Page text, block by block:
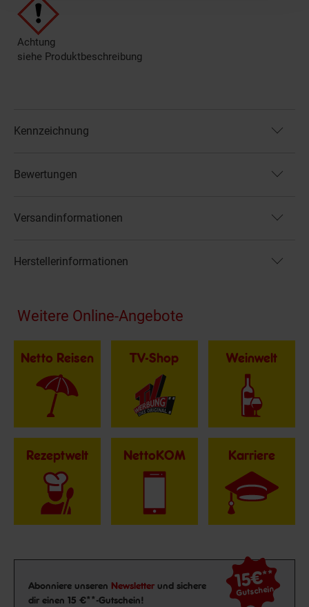
Achtung
siehe Produktbeschreibung
Kennzeichnung
Bewertungen
Versandinformationen
Herstellerinformationen
Fußzeile
Weitere Online-Angebote
Netto Reisen TV-Shop Weinwelt
Rezeptwelt NettoKOM Karriere
Newsletter Anmeldung
Abonniere unseren Newsletter und sichere
dir einen 15 €**-Gutschein!
15€**
Gutschein